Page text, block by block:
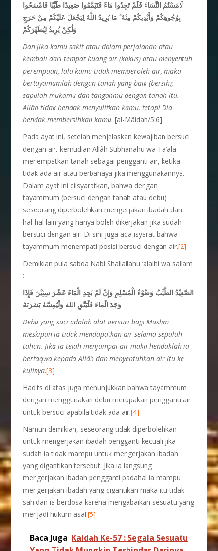
لَامَسْتُمُ النِّسَاءَ فَلَمْ تَجِدُوا مَاءً فَتَيَمَّمُوا صَعِيدًا طَيِّبًا فَامْسَحُوا
بِوُجُوهِكُمْ وَأَيْدِيكُمْ مِنْهُ ۚ مَا يُرِيدُ اللَّهُ لِيَجْعَلَ عَلَيْكُمْ مِنْ حَرَجٍ
وَلَٰكِنْ يُرِيدُ لِيُطَهِّرَكُمْ
Dan jika kamu sakit atau dalam perjalanan atau
kembali dari tempat buang air (kakus) atau menyentuh
perempuan, lalu kamu tidak memperoleh air, maka
bertayamumlah dengan tanah yang baik (bersih);
sapulah mukamu dan tanganmu dengan tanah itu.
Allâh tidak hendak menyulitkan kamu, tetapi Dia
hendak membersihkan kamu. [al-Mâidah/5:6]
Pada ayat ini, setelah menjelaskan kewajiban bersuci
dengan air, kemudian Allâh Subhanahu wa Ta’ala
menempatkan tanah sebagai pengganti air, ketika
tidak ada air atau berbahaya jika menggunakannya.
Dalam ayat ini diisyaratkan, bahwa dengan
tayammum (bersuci dengan tanah atau debu)
seseorang diperbolehkan mengerjakan ibadah dan
hal-hal lain yang hanya boleh dikerjakan jika sudah
bersuci dengan air. Di sini juga ada isyarat bahwa
tayammum menempati posisi bersuci dengan air.[2]
Demikian pula sabda Nabi Shallallahu ‘alaihi wa sallam
:
الصَّعِيْدُ الطَّيِّبُ وَضُوْءُ الْمُسْلِمِ وَإِنْ لَمْ يَجِدِ الْمَاءَ عَشْرَ سِنِيْنَ فَإِذَا
وَجَدَ الْمَاءَ فَلْيَتَّقِ اللهَ وَلْيُمِسَّهُ بَشَرَتَهُ
Debu yang suci adalah alat bersuci bagi Muslim
meskipun ia tidak mendapatkan air selama sepuluh
tahun. Jika ia telah menjumpai air maka hendaklah ia
bertaqwa kepada Allâh dan menyentuhkan air itu ke
kulinya.[3]
Hadits di atas juga menunjukkan bahwa tayammum
dengan menggunakan debu merupakan pengganti air
untuk bersuci apabila tidak ada air.[4]
Namun demikian, seseorang tidak diperbolehkan
untuk mengerjakan ibadah pengganti kecuali jika
sudah ia tidak mampu untuk mengerjakan ibadah
yang digantikan tersebut. Jika ia langsung
mengerjakan ibadah pengganti padahal ia mampu
mengerjakan ibadah yang digantikan maka itu tidak
sah dan ia berdosa karena mengabaikan sesuatu yang
menjadi hukum asal.[5]
Baca Juga Kaidah Ke-57 : Segala Sesuatu